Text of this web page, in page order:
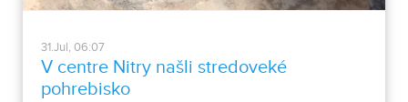
31.Jul, 06:07
V centre Nitry našli stredoveké
pohrebisko